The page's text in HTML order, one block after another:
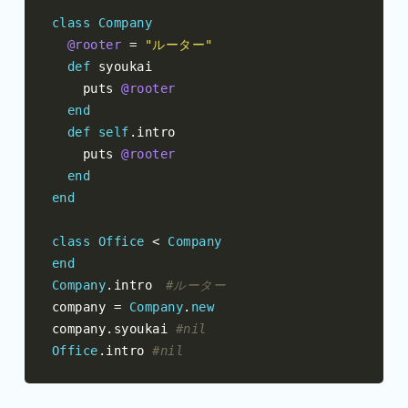
class
Company
@rooter =
"ルーター"
def syoukai
    puts
@rooter
end
def
self . intro
    puts
@rooter
end
end
class Office <
Company
end
Company. intro
#ルーター
company = Company. new
company. syoukai #nil
Office . intro #nil